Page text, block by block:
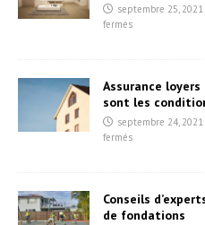
septembre 25, 2021
fermés
Assurance
sont les
septembre 24, 2021
fermés
Conseils
de fondations